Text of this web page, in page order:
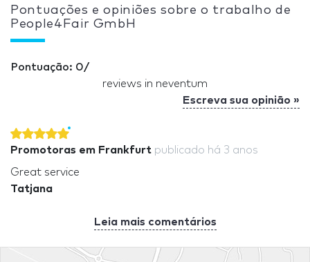
Pontuações e opiniões sobre o trabalho de
People4Fair GmbH
Pontuação: 0/
reviews in neventum
Escreva sua opinião »
Promotoras em Frankfurt publicado há 3 anos
Great service
Tatjana
Leia mais comentários